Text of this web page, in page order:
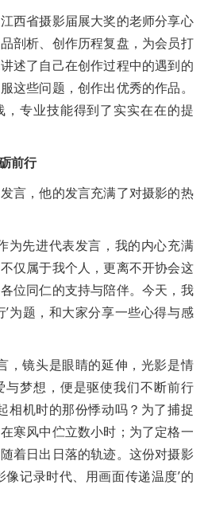
西省摄影届展大奖的老师分享心
剖析、创作历程复盘，为会员打
述了自己在创作过程中的遇到的
这些问题，创作出优秀的作品。
专业技能得到了实实在在的提
前行
言，他的发言充满了对摄影的热
为先进代表发言，我的内心充满
仅属于我个人，更离不开协会这
位同仁的支持与陪伴。今天，我
’为题，和大家分享一些心得与感
，镜头是眼睛的延伸，光影是情
梦想，便是驱使我们不断前行
相机时的那份悸动吗？为了捕捉
寒风中伫立数小时；为了定格一
着日出日落的轨迹。这份对摄影
像记录时代、用画面传递温度’的